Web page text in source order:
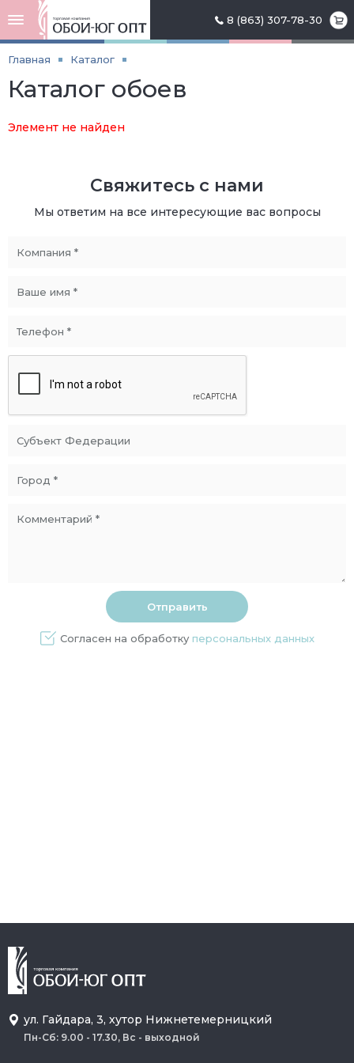
8 (863) 307-78-30
Главная Каталог
Каталог обоев
Элемент не найден
Свяжитесь с нами
Мы ответим на все интересующие вас вопросы
Согласен на обработку персональных данных
ул. Гайдара, 3, хутор Нижнетемерницкий
Пн-Сб: 9.00 - 17.30, Вс - выходной